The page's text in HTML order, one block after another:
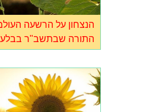
הנצחון על הרשעה
התורה שבתשב"ר